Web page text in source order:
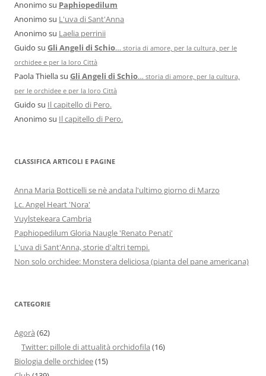
Anonimo su Paphiopedilum
Anonimo su L'uva di Sant'Anna
Anonimo su Laelia perrinii
Guido su Gli Angeli di Schio… storia di amore, per la cultura, per le
orchidee e per la loro Città
Paola Thiellasu Gli Angeli di Schio… storia di amore, per la cultura,
per le orchidee e per la loro Città
Guido su Il capitello di Pero.
Anonimo su Il capitello di Pero.
CLASSIFICA ARTICOLI E PAGINE
Anna Maria Botticelli se nè andata l'ultimo giorno di Marzo
Lc. Angel Heart 'Nora'
Vuylstekeara Cambria
Paphiopedilum Gloria Naugle 'Renato Penati'
L'uva di Sant'Anna, storie d'altri tempi.
Non solo orchidee: Monstera deliciosa (pianta del pane americana)
CATEGORIE
Agorà (62)
Twitter: pillole di attualità orchidofila (16)
Biologia delle orchidee(15)